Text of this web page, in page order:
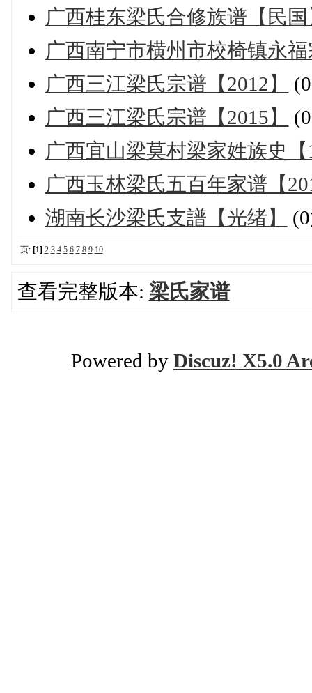
广西桂东梁氏合修族谱【民国
广西南宁市横州市校椅镇永
广西三江梁氏宗谱【2012】
广西三江梁氏宗谱【2015】
广西宜山梁莫村梁家姓族史【
广西玉林梁氏五百年家谱【
湖南长沙梁氏支譜【光绪】
页: [1] 2 3 4 5 6 7 8 9 10
查看完整版本: 梁氏家谱
Powered by Discuz! X5.0